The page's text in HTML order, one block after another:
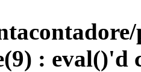
: eval()'d